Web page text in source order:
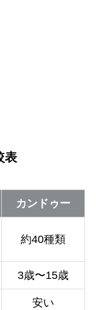
表
カンドゥー
約40種類
3歳〜15歳
安い